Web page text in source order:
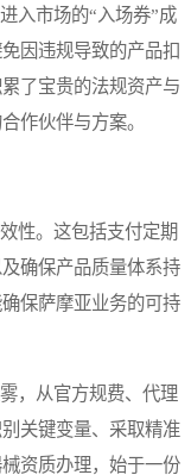
入市场的“入场券”成
因违规导致的产品扣
了宝贵的法规资产与
作伙伴与方案。
性。这包括支付定期
确保产品质量体系持
保萨摩亚业务的可持
，从官方规费、代理
关键变量、采取精准
资质办理，始于一份